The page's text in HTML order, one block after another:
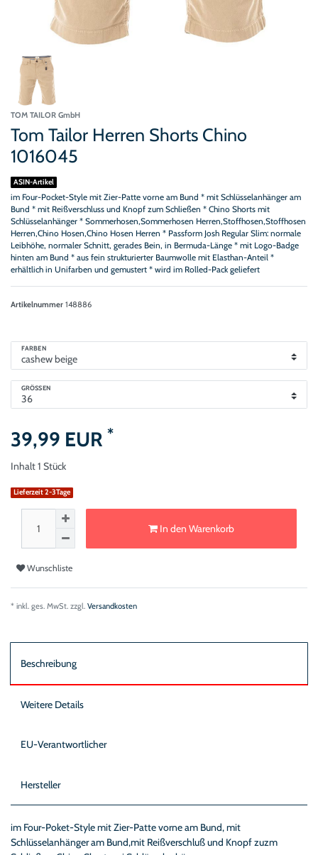
TOM TAILOR GmbH
Tom Tailor Herren Shorts Chino
1016045
ASIN-Artikel
im Four-Pocket-Style mit Zier-Patte vorne am Bund * mit Schlüsselanhänger am
Bund * mit Reißverschluss und Knopf zum Schließen * Chino Shorts mit
Schlüsselanhänger * Sommerhosen,Sommerhosen Herren,Stoffhosen,Stoffhosen
Herren,Chino Hosen,Chino Hosen Herren * Passform Josh Regular Slim: normale
Leibhöhe, normaler Schnitt, gerades Bein, in Bermuda-Länge * mit Logo-Badge
hinten am Bund * aus fein strukturierter Baumwolle mit Elasthan-Anteil *
erhältlich in Unifarben und gemustert * wird im Rolled-Pack geliefert
Artikelnummer 148886
FARBEN
GRÖSSEN
39,99 EUR *
Inhalt1 Stück
Lieferzeit 2-3Tage
In den Warenkorb
Wunschliste
* inkl. ges. MwSt. zzgl. Versandkosten
Beschreibung
Weitere Details
EU-Verantwortlicher
Hersteller
im Four-Poket-Style mit Zier-Patte vorne am Bund, mit
Schlüsselanhänger am Bund,mit Reißverschluß und Knopf zuzm